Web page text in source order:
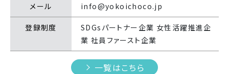
メール info@yokoichoco.jp
登録制度
SDGsパートナー企業 女性活躍推進企
業 社員ファースト企業
一覧はこちら